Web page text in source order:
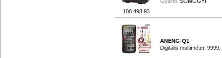
100.498.93
ANENG-Q1
Digitális multiméter,